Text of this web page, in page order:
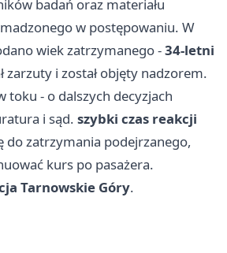
badań oraz materiału
w postępowaniu. W
wiek zatrzymanego -34-letni
zarzuty i został objęty nadzorem.
toku - o dalszych decyzjach
i sąd. szybki czas reakcji
do zatrzymania podejrzanego,
kurs po pasażera.
Tarnowskie Góry.